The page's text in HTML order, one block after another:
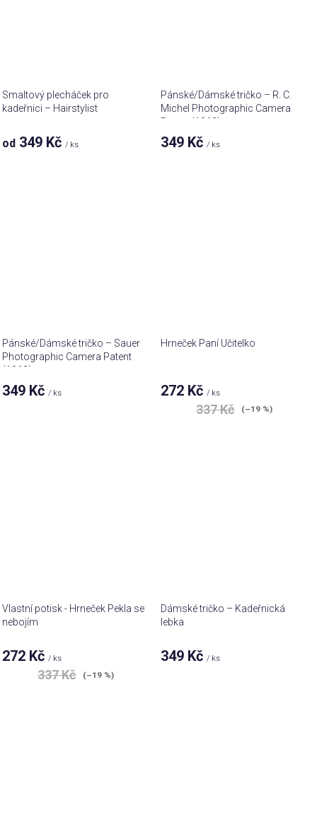
Smaltový plecháček pro
kadeřnici – Hairstylist
od 349 Kč/ ks
Pánské/Dámské tričko – R. C.
Michel Photographic Camera
Patent (1963)
349 Kč/ ks
Pánské/Dámské tričko – Sauer
Photographic Camera Patent
(1962)
349 Kč / ks
Hrneček Paní Učitelko
272 Kč / ks
337 Kč (–19 %)
Vlastní potisk - Hrneček Pekla se
nebojím
Průměrné
hodnocení
produktu
272 Kč/ ks
337 Kč (–19 %)
Dámské tričko – Kadeřnická
lebka
349 Kč/ ks